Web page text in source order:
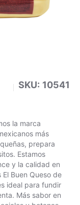
SKU: 10541
la marca
más
prepara
Estamos
y la calidad en
Buen Queso de
ideal para fundir
Más sabor en